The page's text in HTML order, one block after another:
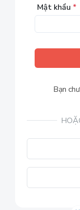
Mật khẩu *
Bạn